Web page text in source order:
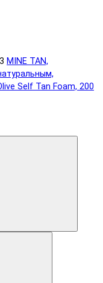
MINE TAN,
Self Tan Foam, 200